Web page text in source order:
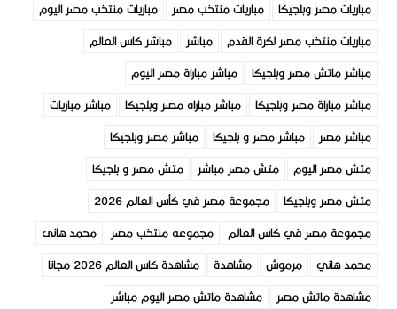
مباريات مصر وبلجيكا
مباريات منتخب مصر
مباريات منتخب مصر اليوم
مباريات منتخب مصر لكرة القدم
مباشر
مباشر كاس العالم
مباشر ماتش مصر وبلجيكا
مباشر مباراة مصر اليوم
مباشر مباراة مصر وبلجيكا
مباشر مباراه مصر وبلجيكا
مباشر مباريات
مباشر مصر
مباشر مصر و بلجيكا
مباشر مصر وبلجيكا
متش مصر اليوم
متش مصر مباشر
متش مصر و بلجيكا
متش مصر وبلجيكا
مجموعة مصر في كأس العالم 2026
مجموعة مصر في كاس العالم
مجموعه منتخب مصر
محمد هانى
محمد هاني
مرموش مشاهدة
مشاهدة كاس العالم 2026 مجانا
مشاهدة ماتش مصر
مشاهدة ماتش مصر اليوم مباشر